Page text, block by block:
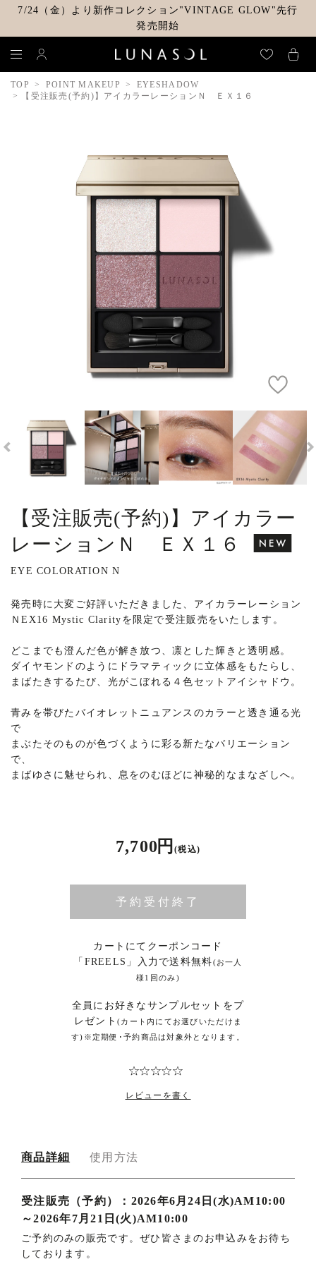
7/24（金）より新作コレクション"VINTAGE GLOW"先行
発売開始
TOP POINT MAKEUP
EYESHADOW
【受注販売(予約)】アイカラーレーションＮ ＥＸ１６
【受注販売(予約)】アイカラー
レーションＮ ＥＸ１６
EYE COLORATION N
発売時に大変ご好評いただきました、アイカラーレーション
ＮEX16 Mystic Clarityを限定で受注販売をいたします。
どこまでも澄んだ色が解き放つ、凛とした輝きと透明感。
ダイヤモンドのようにドラマティックに立体感をもたらし、
まばたきするたび、光がこぼれる４色セットアイシャドウ。
青みを帯びたバイオレットニュアンスのカラーと透き通る光
で
まぶたそのものが色づくように彩る新たなバリエーション
で、
まばゆさに魅せられ、息をのむほどに神秘的なまなざしへ。
7,700 円(税込)
予約受付終了
カートにてクーポンコード
「FREELS」入力で送料無料(お一人
様1回のみ)
全員にお好きなサンプルセットをプ
レゼント (カート内にてお選びいただけま
す)※定期便･予約商品は対象外となります。
レビューを書く
商品詳細 使用方法
商
品
詳
受注販売（予約）：2026年6月24日(水)AM10:00
～2026年7月21日(火)AM10:00
ご予約のみの販売です。ぜひ皆さまのお申込みをお待ち
しております。